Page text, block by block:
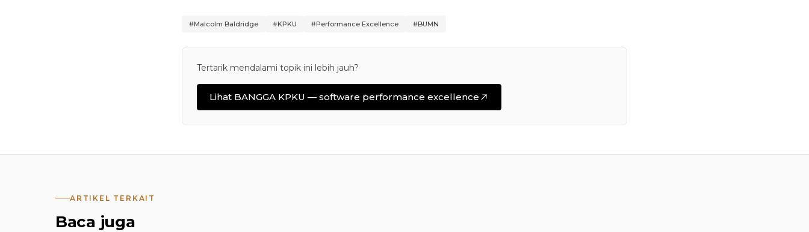
#Malcolm Baldridge #KPKU #Performance Excellence #BUMN
Tertarik mendalami topik ini lebih jauh?
Lihat BANGGA KPKU — software performance excellence
ARTIKEL TERKAIT
Baca juga